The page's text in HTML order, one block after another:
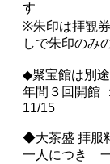
す
※朱印は拝観
しで朱印のみ
◆聚宝館は別
年間３回開館
11/15
◆大茶盛 拝服
一人につき